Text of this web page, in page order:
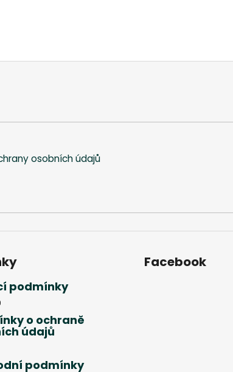
osobních údajů
podmínky
o ochraně
údajů
podmínky
Facebook